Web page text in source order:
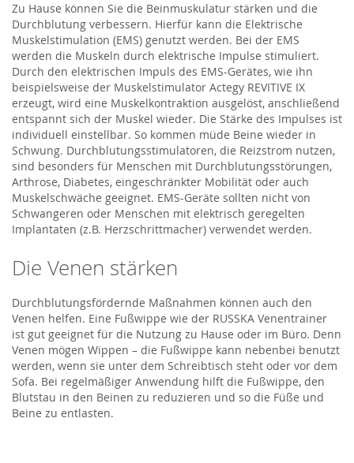
Zu Hause können Sie die Beinmuskulatur stärken und die
Durchblutung verbessern. Hierfür kann die Elektrische
Muskelstimulation (EMS) genutzt werden. Bei der EMS
werden die Muskeln durch elektrische Impulse stimuliert.
Durch den elektrischen Impuls des EMS-Gerätes, wie ihn
beispielsweise der Muskelstimulator Actegy REVITIVE IX
erzeugt, wird eine Muskelkontraktion ausgelöst, anschließend
entspannt sich der Muskel wieder. Die Stärke des Impulses ist
individuell einstellbar. So kommen müde Beine wieder in
Schwung. Durchblutungsstimulatoren, die Reizstrom nutzen,
sind besonders für Menschen mit Durchblutungsstörungen,
Arthrose, Diabetes, eingeschränkter Mobilität oder auch
Muskelschwäche geeignet. EMS-Geräte sollten nicht von
Schwangeren oder Menschen mit elektrisch geregelten
Implantaten (z.B. Herzschrittmacher) verwendet werden.
Die Venen stärken
Durchblutungsfördernde Maßnahmen können auch den
Venen helfen. Eine Fußwippe wie der RUSSKA Venentrainer
ist gut geeignet für die Nutzung zu Hause oder im Büro. Denn
Venen mögen Wippen – die Fußwippe kann nebenbei benutzt
werden, wenn sie unter dem Schreibtisch steht oder vor dem
Sofa. Bei regelmäßiger Anwendung hilft die Fußwippe, den
Blutstau in den Beinen zu reduzieren und so die Füße und
Beine zu entlasten.